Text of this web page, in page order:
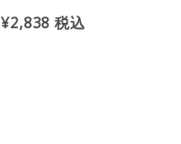
¥2,838税込